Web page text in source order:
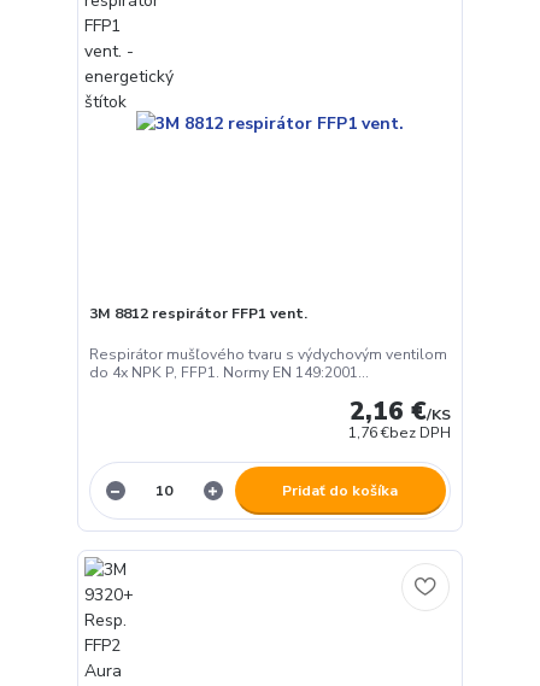
3M 8812 respirátor FFP1 vent.
Respirátor mušľového tvaru s výdychovým ventilom
do 4x NPK P, FFP1. Normy EN 149:2001...
2,16 €/KS
1,76 €bez DPH
Pridať do košíka